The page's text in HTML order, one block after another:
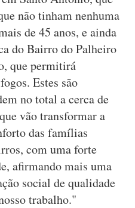
não tinham nenhuma
de 45 anos, e ainda
do Bairro do Palheiro
que permitirá
Estes são
no total a cerca de
vão transformar a
das famílias
com uma forte
afirmando mais uma
social de qualidade
trabalho."